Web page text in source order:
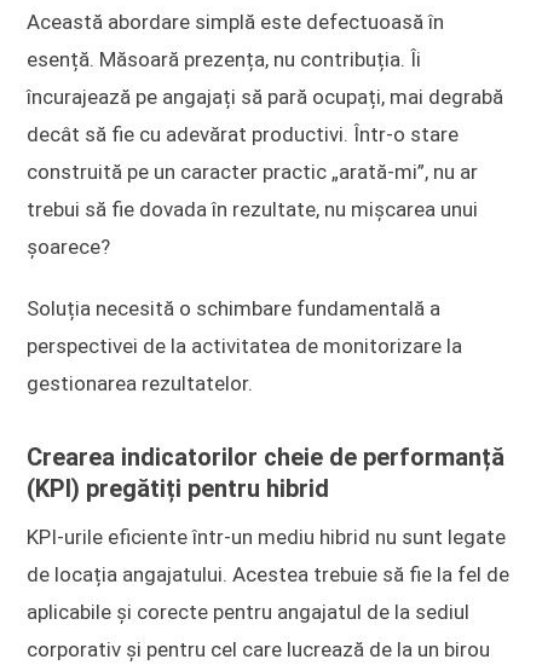
Această abordare simplă este defectuoasă în
esență. Măsoară prezența, nu contribuția. Îi
încurajează pe angajați să pară ocupați, mai degrabă
decât să fie cu adevărat productivi. Într-o stare
construită pe un caracter practic „arată-mi”, nu ar
trebui să fie dovada în rezultate, nu mișcarea unui
șoarece?
Soluția necesită o schimbare fundamentală a
perspectivei de la activitatea de monitorizare la
gestionarea rezultatelor.
Crearea indicatorilor cheie de performanță
(KPI) pregătiți pentru hibrid
KPI-urile eficiente într-un mediu hibrid nu sunt legate
de locația angajatului. Acestea trebuie să fie la fel de
aplicabile și corecte pentru angajatul de la sediul
corporativ și pentru cel care lucrează de la un birou